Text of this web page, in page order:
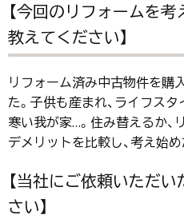
【今回のリフォームを
教えてください】
リフォーム済み中古物件を購
た。子供も産まれ、ライフス
寒い我が家…。住み替えるか、
デメリットを比較し、考え始
【当社にご依頼いただ
さい】